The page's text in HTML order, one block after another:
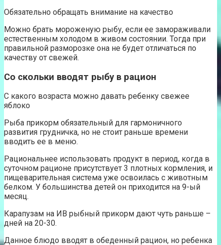
Обязательно обращать внимание на качество
Можно брать мороженую рыбу, если ее замораживали
естественным холодом в живом состоянии. Тогда при
правильной разморозке она не будет отличаться по
качеству от свежей.
Со скольки вводят рыбу в рацион
С какого возраста можно давать ребенку свежее
яблоко
Рыба прикорм обязательный для гармоничного
развития грудничка, но не стоит раньше времени
вводить ее в меню.
Рациональнее использовать продукт в период, когда в
суточном рационе присутствует 3 плотных кормления, и
пищеварительная система уже освоилась с животным
белком. У большинства детей он приходится на 9-ый
месяц.
Карапузам на ИВ рыбный прикорм дают чуть раньше –
дней на 20-30.
Данное блюдо вводят в обеденный рацион, но ребенка